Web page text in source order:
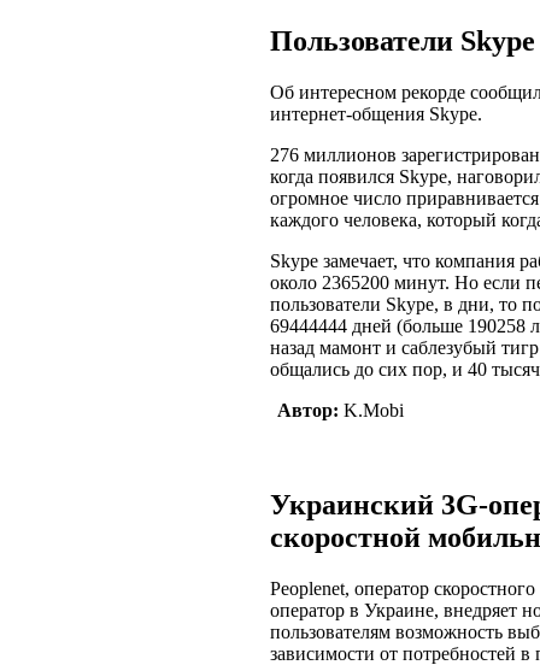
Пользователи
Об интересном рекорде
интернет-общения Skype.
276 миллионов
когда появился Skype,
огромное число
каждого человека, который
Skype замечает, что компания
около 2365200 минут. Но если
пользователи Skype, в дни, то
69444444 дней (больше 190258
назад мамонт и саблезубый
общались до сих пор, и 40
Автор: K.Mobi
Украинский 3G-
скоростной
Peoplenet, оператор
оператор в Украине, внедряет
пользователям возможность
зависимости от потребностей